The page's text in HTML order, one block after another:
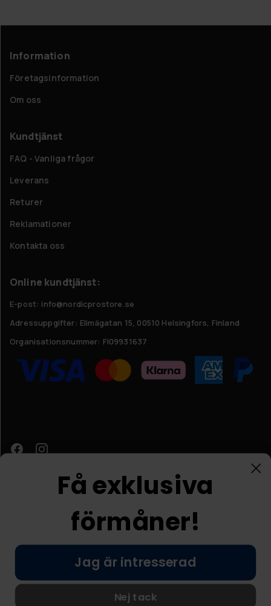
Information
Företagsinformation
Om oss
Kundtjänst
FAQ - Vanliga frågor
Leverans
Returer
Reklamationer
Kontakta oss
Online kundtjänst:
E-post: info@nordicprostore.se
Adressuppgifter: Elimägatan 15, 00510 Helsingfors, Finland
Organisationsnummer: FI09931637
© Nordic Prostore 2026
Allmänna villkor
Få exklusiva
förmåner!
Jag är intresserad
Nej tack